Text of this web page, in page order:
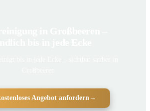
Angebot anfordern →